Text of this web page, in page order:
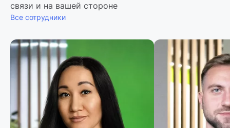
связи и на вашей стороне
Все сотрудники